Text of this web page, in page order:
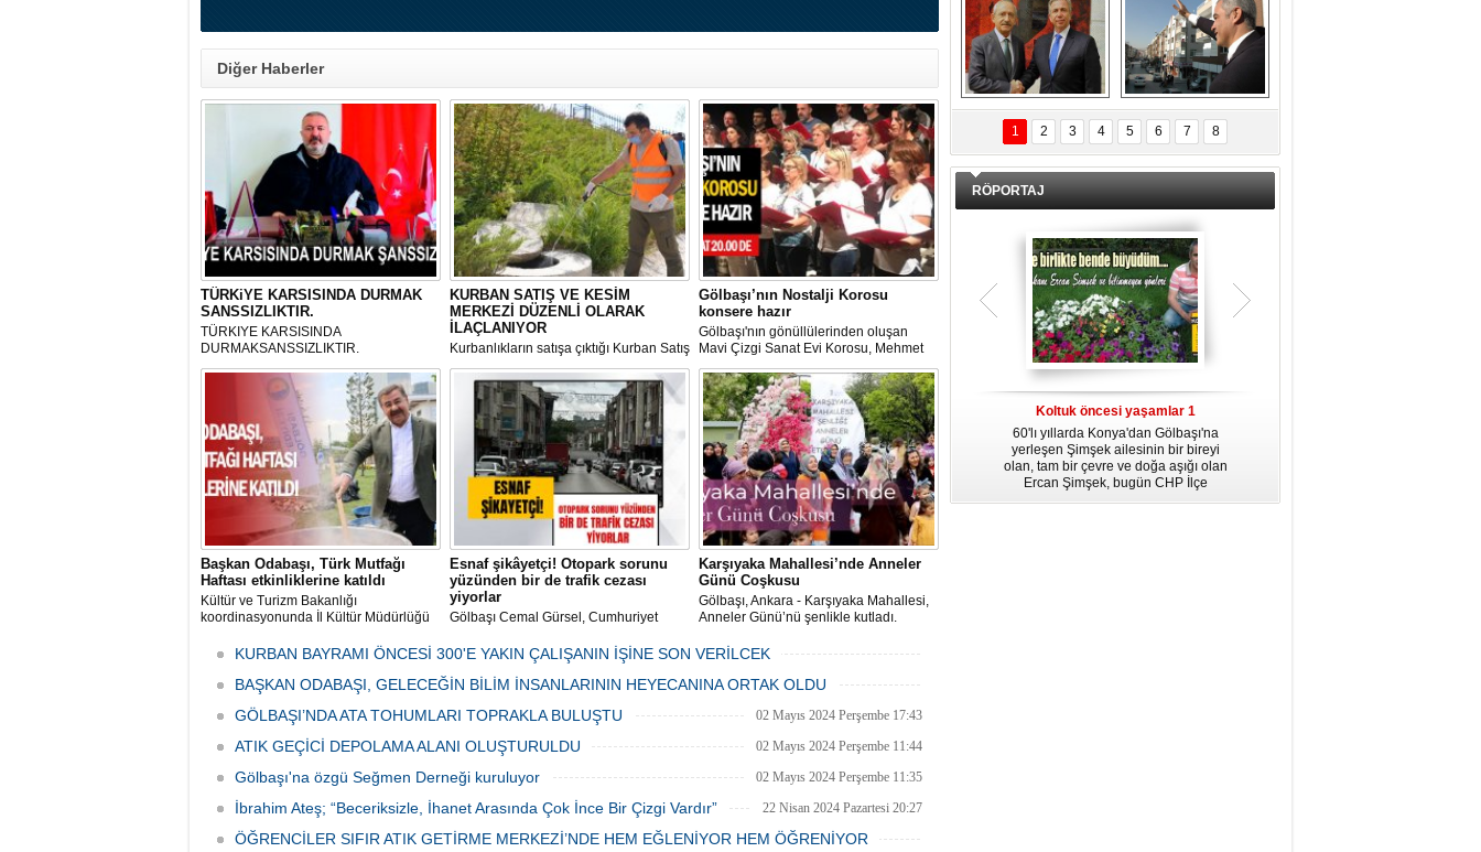
Diğer Haberler
TÜRKiYE KARSISINDA DURMAK
SANSSIZLIKTIR.
TÜRKIYE KARSISINDA
DURMAKSANSSIZLIKTIR.
KURBAN SATIŞ VE KESİM
MERKEZİ DÜZENLİ OLARAK
İLAÇLANIYOR
Kurbanlıkların satışa çıktığı Kurban Satış
ve Kesim Merkezi, haşere ve
mikropların önüne geçilmesi amacıyla
her gün Gölbaşı Belediyesi ekipleri
tarafından düzenli olarak ilaçlanıyor.
Gölbaşı’nın Nostalji Korosu
konsere hazır
Gölbaşı'nın gönüllülerinden oluşan
Mavi Çizgi Sanat Evi Korosu, Mehmet
Akif Ersoy Kültür Merkezi’nde vereceği
konsere hızır.
Başkan Odabaşı, Türk Mutfağı
Haftası etkinliklerine katıldı
Kültür ve Turizm Bakanlığı
koordinasyonunda İl Kültür Müdürlüğü
Haftası" etkinlikleri Ankara'da devam
Esnaf şikâyetçi! Otopark sorunu
yüzünden bir de trafik cezası
yiyorlar
Gölbaşı Cemal Gürsel, Cumhuriyet
bulunan esnaf ve alışverişe gelen
vatandaşlar park cezaları yüzünden
canından bezdi.
Karşıyaka Mahallesi’nde Anneler
Günü Coşkusu
Gölbaşı, Ankara - Karşıyaka Mahallesi,
Anneler Günü’nü şenlikle kutladı.
öncülüğünde düzenlenen 1. Karşıyaka
KURBAN BAYRAMI ÖNCESİ 300'E YAKIN ÇALIŞANIN İŞİNE SON VERİLCEK
06 Mayıs 2024 Pazartesi 15:47
BAŞKAN ODABAŞI, GELECEĞİN BİLİM İNSANLARININ HEYECANINA ORTAK OLDU
06 Mayıs 2024 Pazartesi 15:31
GÖLBAŞI’NDA ATA TOHUMLARI TOPRAKLA BULUŞTU 02 Mayıs 2024 Perşembe 17:43
ATIK GEÇİCİ DEPOLAMA ALANI OLUŞTURULDU 02 Mayıs 2024 Perşembe 11:44
Gölbaşı'na özgü Seğmen Derneği kuruluyor 02 Mayıs 2024 Perşembe 11:35
İbrahim Ateş; “Beceriksizle, İhanet Arasında Çok İnce Bir Çizgi Vardır” 22 Nisan 2024 Pazartesi 20:27
ÖĞRENCİLER SIFIR ATIK GETİRME MERKEZİ’NDE HEM EĞLENİYOR HEM ÖĞRENİYOR
Uzun Adam
FİLMLERİNİ
ARATMAYAN
TANITIM
DAL İÇERİ ZÜBÜK!
ERCAN ŞİMŞEK
GÖLBAŞI'NDA
KASIRGA ETKİSİ
YARATTI !
1 2 3 4 5 6 7 8
RÖPORTAJ
Koltuk öncesi yaşamlar 1
60'lı yıllarda Konya'dan Gölbaşı'na
yerleşen Şimşek ailesinin bir bireyi
olan, tam bir çevre ve doğa aşığı olan
Ercan Şimşek, bugün CHP İlçe
Başkanlığı yaptığı Gölbaşı'nda yaşam
Teşrik tekbiri nedir? Ne anlama gelir?